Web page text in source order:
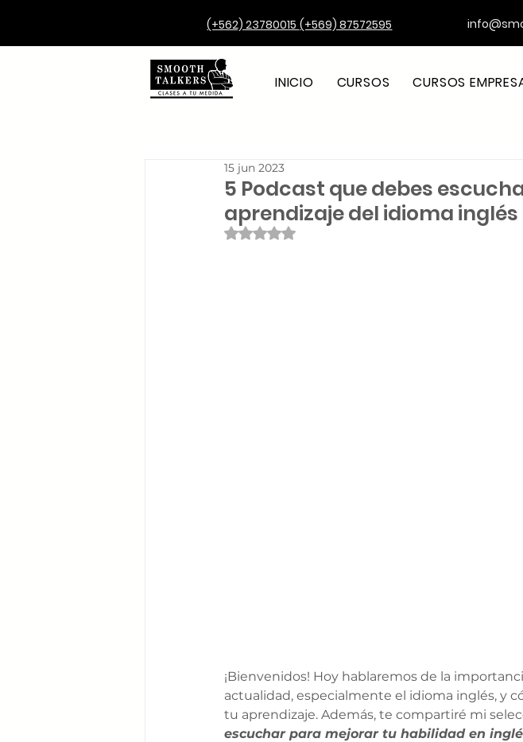
(+562) 23780015 (+569) 87572595
INICIO CURSOS CURSOS
5 Podcast que debes
aprendizaje del idioma inglés
15 jun 2023
Obtuvo NaN de 5 estrellas.
¡Bienvenidos! Hoy hablaremos de la
actualidad, especialmente el idioma inglés, y
tu aprendizaje. Además, te compartiré mi
escuchar para mejorar tu habilidad en